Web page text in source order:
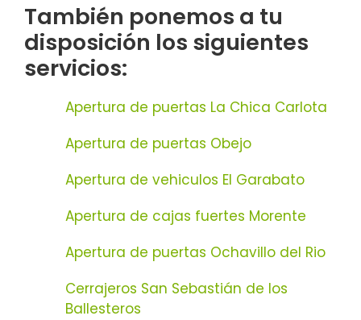
También ponemos a tu
disposición los siguientes
servicios:
Apertura de puertas La Chica Carlota
Apertura de puertas Obejo
Apertura de vehiculos El Garabato
Apertura de cajas fuertes Morente
Apertura de puertas Ochavillo del Rio
Cerrajeros San Sebastián de los
Ballesteros